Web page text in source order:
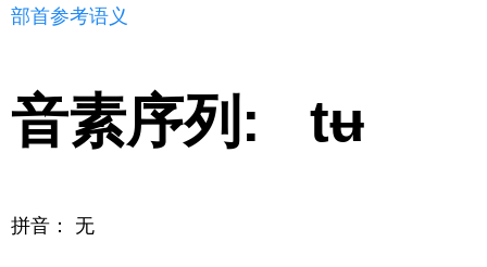
部首参考语义
音素序列: tʉ
拼音： 无